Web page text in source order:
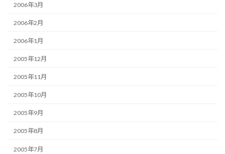
2006年3月
2006年2月
2006年1月
2005年12月
2005年11月
2005年10月
2005年9月
2005年8月
2005年7月